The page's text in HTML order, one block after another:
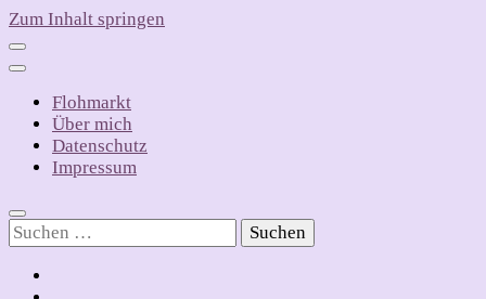
Zum Inhalt springen
Flohmarkt
Über mich
Datenschutz
Impressum
Suchen
nach: